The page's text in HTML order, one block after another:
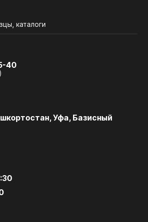
каталоги
40
Уфа, Базисный